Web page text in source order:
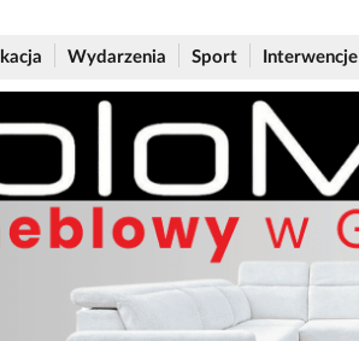
Wydarzenia Sport Interwencje